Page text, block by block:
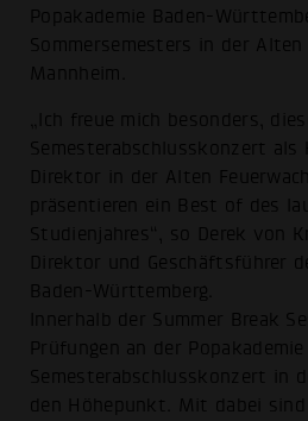
Popakademie Baden-
Sommersemesters in der Alten
Mannheim.
„Ich freue mich besonders,
Semesterabschlusskonzert als
Direktor in der Alten
präsentieren ein Best of des
Studienjahres“, so Derek von
Direktor und Geschäftsführer
Baden-Württemberg.
Innerhalb der Summer Break
Prüfungen an der
Semesterabschlusskonzert in
den Höhepunkt. Mit dabei sind